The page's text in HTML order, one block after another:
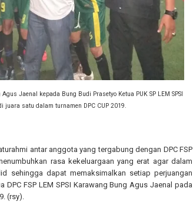
Jaenal kepada Bung Budi Prasetyo Ketua PUK SP LEM SPSI
juara satu dalam turnamen DPC CUP 2019.
antar anggota yang tergabung dengan DPC FSP
rasa kekeluargaan yang erat agar dalam
sehingga dapat memaksimalkan setiap perjuangan
FSP LEM SPSI Karawang Bung Agus Jaenal pada
(rsy).